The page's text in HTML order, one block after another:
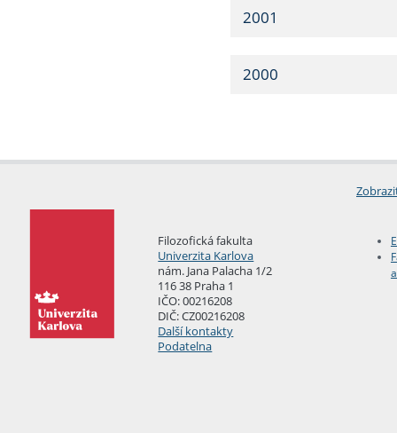
2001
2000
Filozofická fakulta
Univerzita Karlova
nám. Jana Palacha 1/2
116 38 Praha 1
IČO: 00216208
DIČ: CZ00216208
Další kontakty
Podatelna